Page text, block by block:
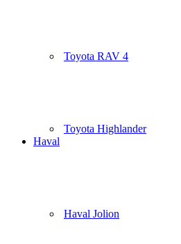
Toyota RAV 4
Toyota Highlander
Haval
Haval Jolion